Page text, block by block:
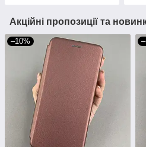
Акційні пропозиції та
–10%